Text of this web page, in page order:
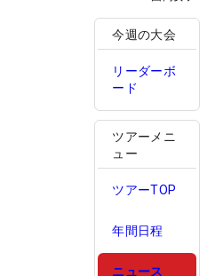
今週の大会
リーダーボ
ード
ツアーメニ
ュー
ツアーTOP
年間日程
ニュース